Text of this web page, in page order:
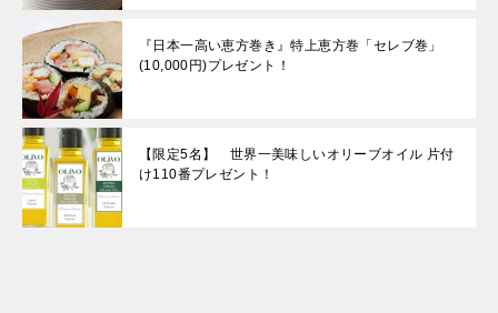
『日本一高い恵方巻き』特上恵方巻「セレブ巻」
(10,000円)プレゼント！
【限定5名】 世界一美味しいオリーブオイル 片付
け110番プレゼント！